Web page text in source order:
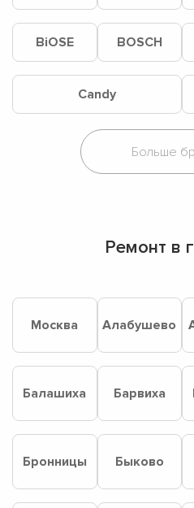
BiOSE BOSCH
Candy
Ремонт в
Москва Алабушево
Балашиха Барвиха
Бронницы Быково